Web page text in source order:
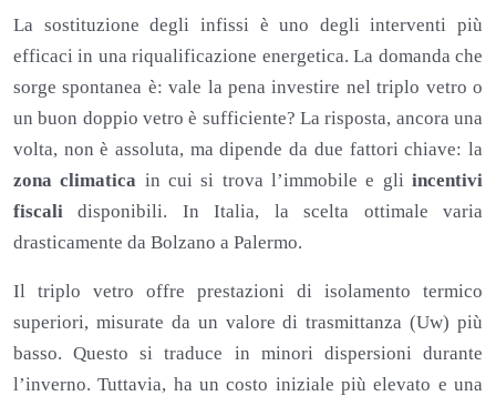
La sostituzione degli infissi è uno degli interventi più
efficaci in una riqualificazione energetica. La domanda che
sorge spontanea è: vale la pena investire nel triplo vetro o
un buon doppio vetro è sufficiente? La risposta, ancora una
volta, non è assoluta, ma dipende da due fattori chiave: la
zona climatica in cui si trova l’immobile e gliincentivi
fiscali disponibili. In Italia, la scelta ottimale varia
drasticamente da Bolzano a Palermo.
Il triplo vetro offre prestazioni di isolamento termico
superiori, misurate da un valore di trasmittanza (Uw) più
basso. Questo si traduce in minori dispersioni durante
l’inverno. Tuttavia, ha un costo iniziale più elevato e una